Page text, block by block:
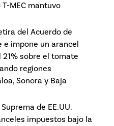
MEC mantuvo
del Acuerdo de
e impone un arancel
21% sobre el tomate
regiones
Sonora y Baja
de EE.UU.
impuestos bajo la